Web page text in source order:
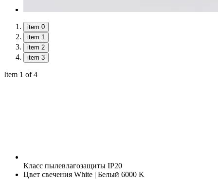
item 0
item 1
item 2
item 3
Item 1 of 4
Класс пылевлагозащиты IP20
Цвет свечения White | Белый 6000 K